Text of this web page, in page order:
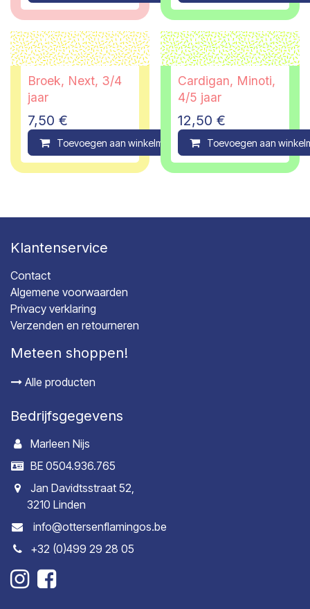
Broek, Next, 3/4
jaar
7,50 €
Toevoegen aan winkelmandje Compare
Cardigan, Minoti,
4/5 jaar
12,50 €
Toevoegen aan
Klantenservice
Contact
Algemene voorwaarden
Privacy verklaring
Verzenden en retourneren
Meteen shoppen!
Alle producten
Bedrijfsgegevens
Marleen Nijs
BE 0504.936.765
Jan Davidtsstraat 52,
3210 Linden
info@ottersenflamingos.be
+32 (0)499 29 28 05